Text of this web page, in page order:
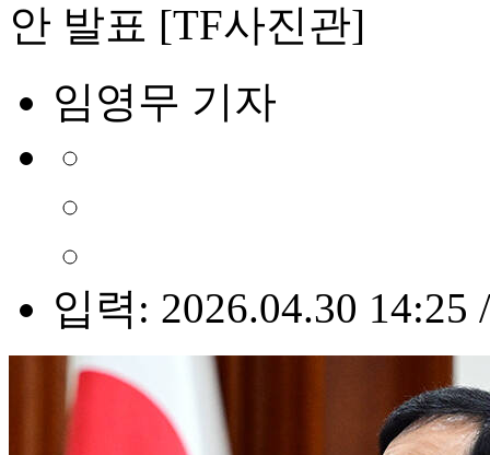
안 발표 [TF사진관]
임영무 기자
입력: 2026.04.30 14:25